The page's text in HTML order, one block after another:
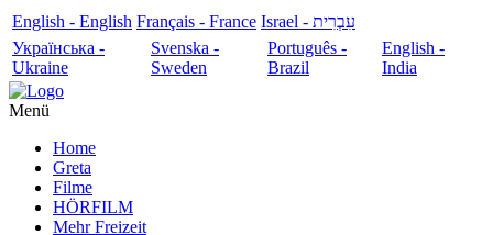
English - English Français - France
עִבְרִית - Israel
Українська -
Ukraine
Svenska -
Sweden
Português -
Brazil
English -
India
Menü
Home
Greta
Filme
HÖRFILM
Mehr Freizeit